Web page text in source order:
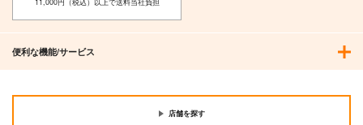
便利な機能/サービス
店舗を探す